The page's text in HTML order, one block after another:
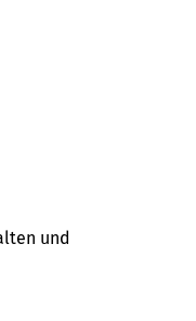
und